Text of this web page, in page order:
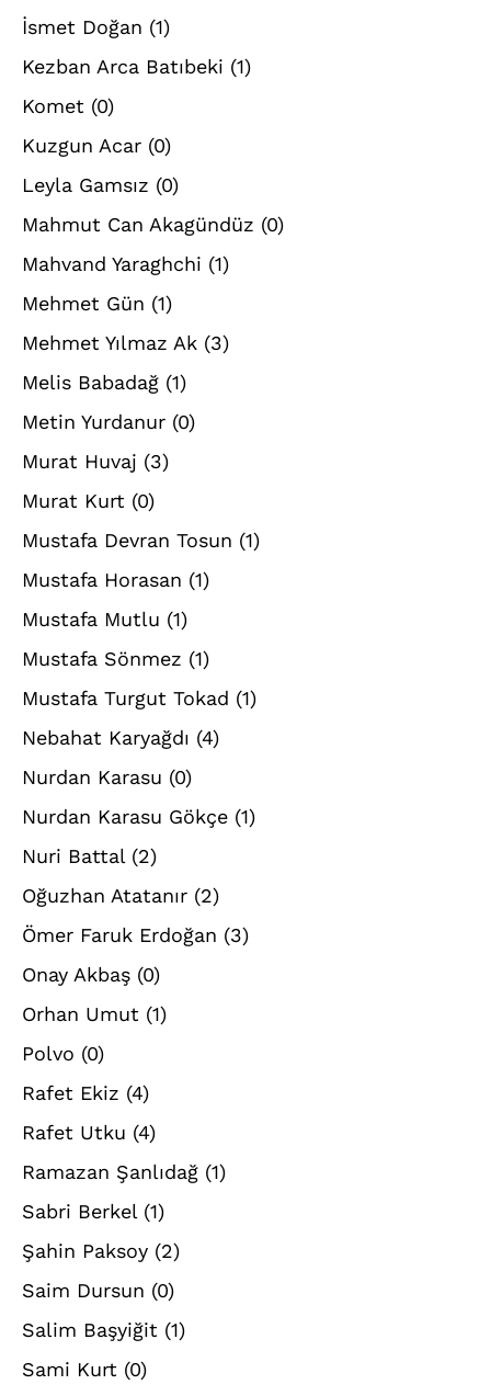
İsmet Doğan (1)
Kezban Arca Batıbeki (1)
Komet (0)
Kuzgun Acar (0)
Leyla Gamsız (0)
Mahmut Can Akagündüz (0)
Mahvand Yaraghchi (1)
Mehmet Gün (1)
Mehmet Yılmaz Ak (3)
Melis Babadağ (1)
Metin Yurdanur (0)
Murat Huvaj (3)
Murat Kurt (0)
Mustafa Devran Tosun (1)
Mustafa Horasan (1)
Mustafa Mutlu (1)
Mustafa Sönmez (1)
Mustafa Turgut Tokad (1)
Nebahat Karyağdı (4)
Nurdan Karasu (0)
Nurdan Karasu Gökçe (1)
Nuri Battal (2)
Oğuzhan Atatanır (2)
Ömer Faruk Erdoğan (3)
Onay Akbaş (0)
Orhan Umut (1)
Polvo (0)
Rafet Ekiz (4)
Rafet Utku (4)
Ramazan Şanlıdağ (1)
Sabri Berkel (1)
Şahin Paksoy (2)
Saim Dursun (0)
Salim Başyiğit (1)
Sami Kurt (0)